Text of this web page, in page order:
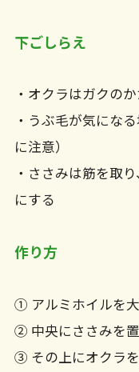
下ごしらえ
・オクラはガクの
・うぶ毛が気にな
に注意）
・ささみは筋を取
にする
作り方
① アルミホイルを
② 中央にささみを
③ その上にオクラ